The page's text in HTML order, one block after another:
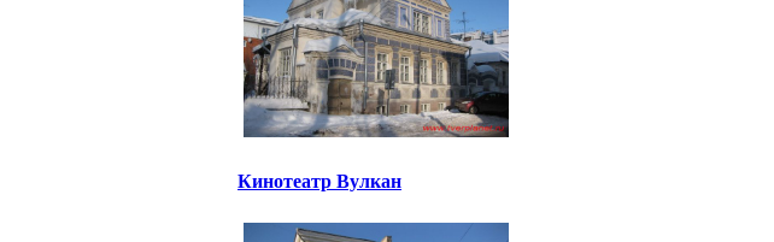
Кинотеатр Вулкан